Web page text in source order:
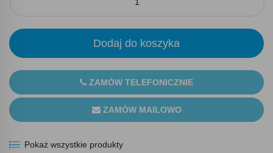
Dodaj do koszyka
ZAMÓW TELEFONICZNIE
ZAMÓW MAILOWO
Pokaż wszystkie produkty